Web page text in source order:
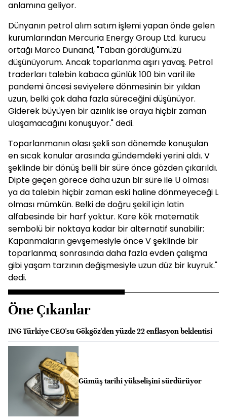
anlamına geliyor.
Dünyanın petrol alım satım işlemi yapan önde gelen
kurumlarından Mercuria Energy Group Ltd. kurucu
ortağı Marco Dunand, "Taban gördüğümüzü
düşünüyorum. Ancak toparlanma aşırı yavaş. Petrol
traderları talebin kabaca günlük 100 bin varil ile
pandemi öncesi seviyelere dönmesinin bir yıldan
uzun, belki çok daha fazla süreceğini düşünüyor.
Giderek büyüyen bir azınlık ise oraya hiçbir zaman
ulaşamacağını konuşuyor." dedi.
Toparlanmanın olası şekli son dönemde konuşulan
en sıcak konular arasında gündemdeki yerini aldı. V
şeklinde bir dönüş belli bir süre önce gözden çıkarıldı.
Dipte geçen görece daha uzun bir süre ile U olması
ya da talebin hiçbir zaman eski haline dönmeyeceği L
olması mümkün. Belki de doğru şekil için latin
alfabesinde bir harf yoktur. Kare kök matematik
sembolü bir noktaya kadar bir alternatif sunabilir:
Kapanmaların gevşemesiyle önce V şeklinde bir
toparlanma; sonrasında daha fazla evden çalışma
gibi yaşam tarzının değişmesiyle uzun düz bir kuyruk."
dedi.
Öne Çıkanlar
ING Türkiye CEO'su Gökgöz'den yüzde 22 enflasyon beklentisi
Gümüş tarihi yükselişini sürdürüyor